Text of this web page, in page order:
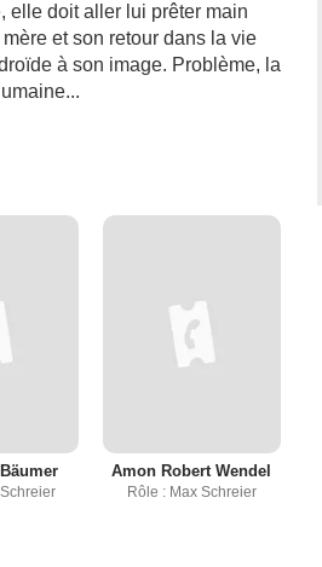
elle doit aller lui prêter main
et son retour dans la vie
à son image. Problème, la
Amon Robert Wendel
Rôle : Max Schreier